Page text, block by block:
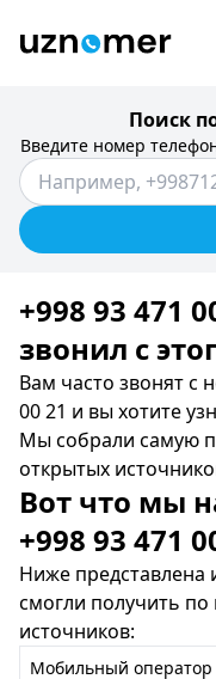
Поиск
Введите номер
+998 93 471
звонил c
Вам часто звонят с
00 21 и вы хотите
Мы собрали самую
открытых
Вот что мы
+998 93 471
Ниже
смогли получить
источников:
Мобильный оператор